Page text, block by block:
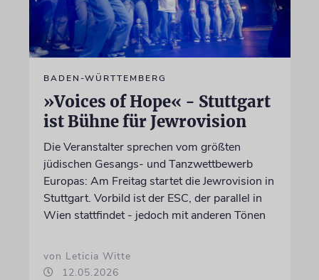
BADEN-WÜRTTEMBERG
»Voices of Hope« - Stuttgart
ist Bühne für Jewrovision
Die Veranstalter sprechen vom größten
jüdischen Gesangs- und Tanzwettbewerb
Europas: Am Freitag startet die Jewrovision in
Stuttgart. Vorbild ist der ESC, der parallel in
Wien stattfindet - jedoch mit anderen Tönen
von Leticia Witte
12.05.2026